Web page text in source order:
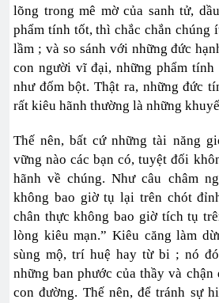
lõng trong mê mờ của sanh tử,
phẩm tính tốt, thì chắc chắn chúng
lầm ; và so sánh với những đức
con người vĩ đại, những phẩm tính
như đốm bột. Thật ra, những đức
rất kiêu hãnh thường là những
Thế nên, bất cứ những tài năng
vững nào các bạn có, tuyệt đối
hãnh về chúng. Như câu châm
không bao giờ tụ lại trên chót
chân thực không bao giờ tích tụ
lòng kiêu mạn.” Kiêu căng làm
sùng mộ, trí huệ hay từ bi ; nó
những ban phước của thầy và
con đường. Thế nên, để tránh sự